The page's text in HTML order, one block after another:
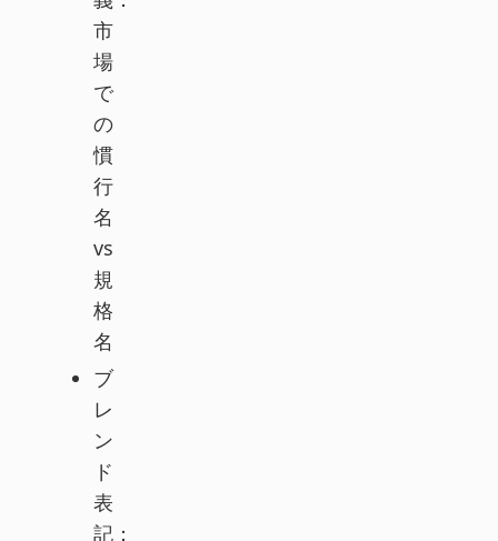
市
場
で
の
慣
行
名
vs
規
格
名
ブ
レ
ン
ド
表
記：